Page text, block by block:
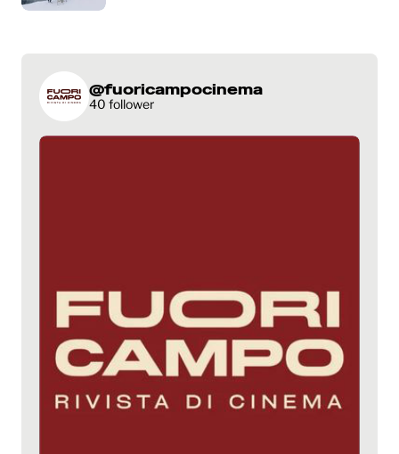
@fuoricampocinema
40 follower